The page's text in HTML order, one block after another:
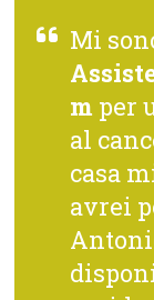
Mi
m per
al
casa
avrei